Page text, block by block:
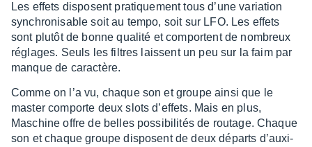
Les effets disposent pratique­ment tous d’une varia­tion
synchro­ni­sable soit au tempo, soit sur LFO. Les effets
sont plutôt de bonne qualité et comportent de nombreux
réglages. Seuls les filtres laissent un peu sur la faim par
manque de carac­tère.
Comme on l’a vu, chaque son et groupe ainsi que le
master comporte deux slots d’ef­fets. Mais en plus,
Maschine offre de belles possi­bi­li­tés de routage. Chaque
son et chaque groupe disposent de deux départs d’auxi­